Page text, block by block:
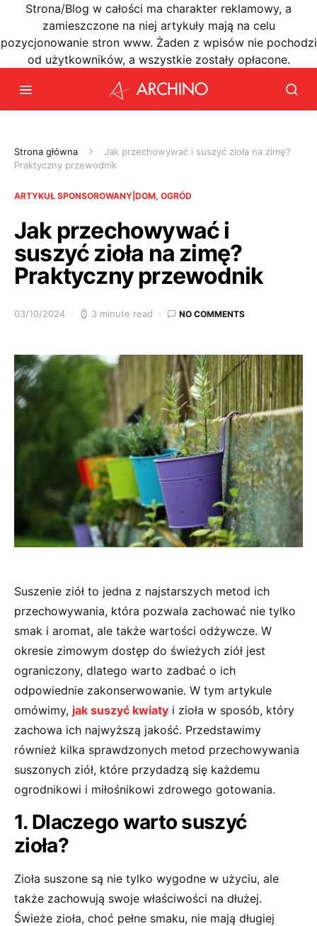
Strona/Blog w całości ma charakter reklamowy, a
zamieszczone na niej artykuły mają na celu
pozycjonowanie stron www. Żaden z wpisów nie pochodzi
od użytkowników, a wszystkie zostały opłacone.
Strona główna
Jak przechowywać i suszyć zioła na zimę?
Praktyczny przewodnik
ARTYKUŁ SPONSOROWANY|DOM, OGRÓD
Jak przechowywać i
suszyć zioła na zimę?
Praktyczny przewodnik
03/10/2024 3 minute read NO COMMENTS
Suszenie ziół to jedna z najstarszych metod ich
przechowywania, która pozwala zachować nie tylko
smak i aromat, ale także wartości odżywcze. W
okresie zimowym dostęp do świeżych ziół jest
ograniczony, dlatego warto zadbać o ich
odpowiednie zakonserwowanie. W tym artykule
omówimy, jak suszyć kwiaty i zioła w sposób, który
zachowa ich najwyższą jakość. Przedstawimy
również kilka sprawdzonych metod przechowywania
suszonych ziół, które przydadzą się każdemu
ogrodnikowi i miłośnikowi zdrowego gotowania.
1. Dlaczego warto suszyć
zioła?
Zioła suszone są nie tylko wygodne w użyciu, ale
także zachowują swoje właściwości na dłużej.
Świeże zioła, choć pełne smaku, nie mają długiej